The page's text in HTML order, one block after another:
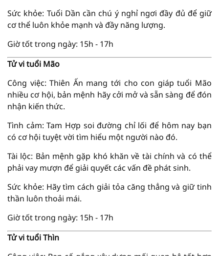
Sức khỏe: Tuổi Dần cần chú ý nghỉ ngơi đầy đủ để giữ
cơ thể luôn khỏe mạnh và đầy năng lượng.
Giờ tốt trong ngày: 15h - 17h
Tử vi tuổi Mão
Công việc: Thiên Ấn mang tới cho con giáp tuổi Mão
nhiều cơ hội, bản mệnh hãy cởi mở và sẵn sàng để đón
nhận kiến thức.
Tình cảm: Tam Hợp soi đường chỉ lối để hôm nay bạn
có cơ hội tuyệt vời tìm hiểu một người nào đó.
Tài lộc: Bản mệnh gặp khó khăn về tài chính và có thể
phải vay mượn để giải quyết các vấn đề phát sinh.
Sức khỏe: Hãy tìm cách giải tỏa căng thẳng và giữ tinh
thần luôn thoải mái.
Giờ tốt trong ngày: 15h - 17h
Tử vi tuổi Thìn